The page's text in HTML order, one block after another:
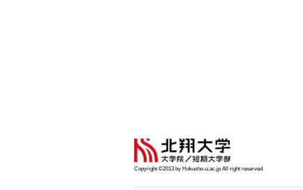
Copyright ©2013 by Hokusho-u.ac.jp All right reserved.